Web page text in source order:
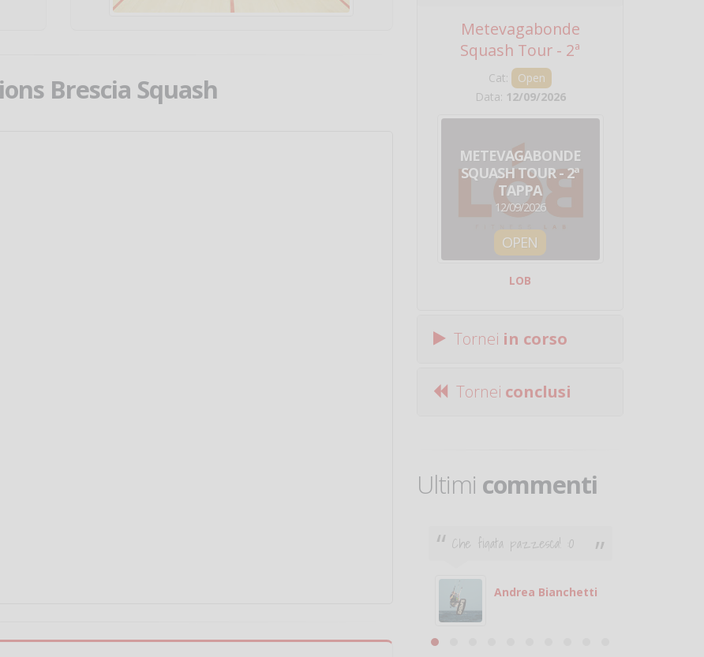
Brescia Squash
Metevagabonde
Squash Tour - 2ª
Tappa
Cat:
Open
Data: 12/09/2026
METEVAGABONDE
SQUASH TOUR - 2ª
TAPPA
12/09/2026
OPEN
LOB
Tornei in corso
Tornei conclusi
Ultimi commenti
telefonico o si può fare
Che figata pazzesca! :O
Andrea Bianchetti